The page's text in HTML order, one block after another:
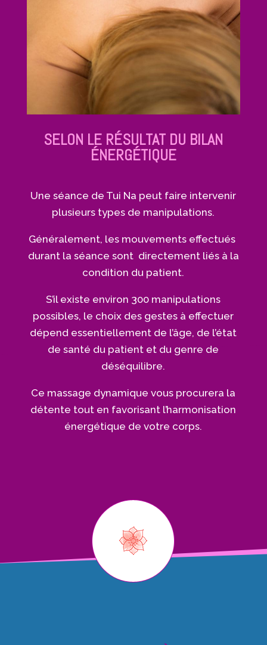
SELON LE RÉSULTAT DU BILAN
ÉNERGÉTIQUE
Une séance de Tui Na peut faire intervenir
plusieurs types de manipulations.
Généralement, les mouvements effectués
durant la séance sont directement liés à la
condition du patient.
S’il existe environ 300 manipulations
possibles, le choix des gestes à effectuer
dépend essentiellement de l’âge, de l’état
de santé du patient et du genre de
déséquilibre.
Ce massage dynamique vous procurera la
détente tout en favorisant l’harmonisation
énergétique de votre corps.